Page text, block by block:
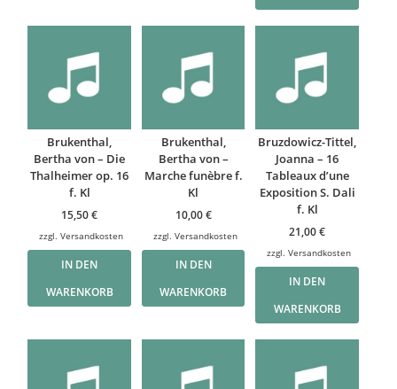
Brukenthal,
Bertha von – Die
Thalheimer op. 16
f. Kl
15,50€
zzgl.Versandkosten
IN DEN
WARENKORB
Brukenthal,
Bertha von –
Marche funèbre f.
Kl
10,00€
zzgl. Versandkosten
IN DEN
WARENKORB
Bruzdowicz-Tittel,
Joanna – 16
Tableaux d’une
Exposition S. Dali
f. Kl
21,00€
zzgl.Versandkosten
IN DEN
WARENKORB